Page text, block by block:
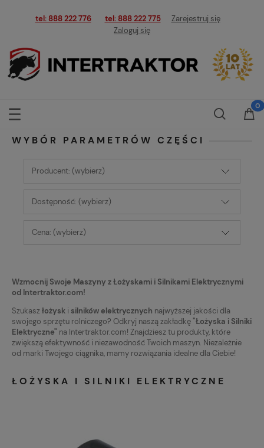
tel: 888 222 776 tel: 888 222 775
Zarejestruj się
Zaloguj się
WYBÓR PARAMETRÓW CZĘŚCI
Producent: (wybierz)
Dostępność: (wybierz)
Cena: (wybierz)
Wzmocnij Swoje Maszyny z Łożyskami i Silnikami Elektrycznymi
od Intertraktor.com!
Szukasz łożysk i silników elektrycznych najwyższej jakości dla
swojego sprzętu rolniczego? Odkryj naszą zakładkę"Łożyska i Silniki
Elektryczne" na Intertraktor.com! Znajdziesz tu produkty, które
zwiększą efektywność i niezawodność Twoich maszyn. Niezależnie
od marki Twojego ciągnika, mamy rozwiązania idealne dla Ciebie!
ŁOŻYSKA I SILNIKI ELEKTRYCZNE